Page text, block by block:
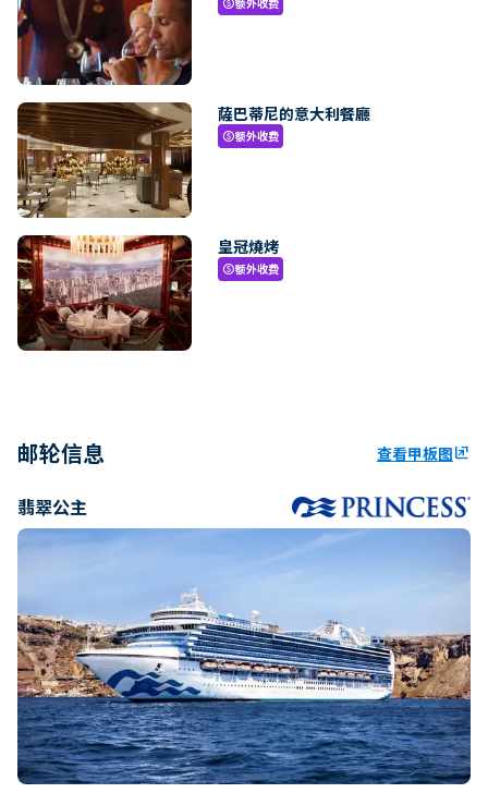
paid
薩巴蒂尼的意大利餐廳
paid额外收费
皇冠燒烤
paid额外收费
邮轮信息 查看甲板图ungroup
翡翠公主